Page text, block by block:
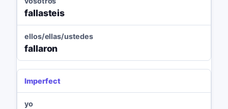
fallasteis
ellos/ellas/ustedes
fallaron
Imperfect
yo